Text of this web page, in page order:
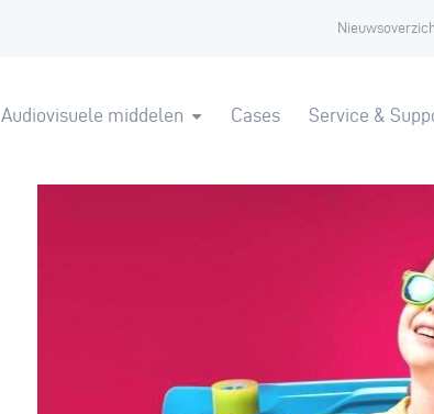
Cases Service &
Audiovisuele middelen